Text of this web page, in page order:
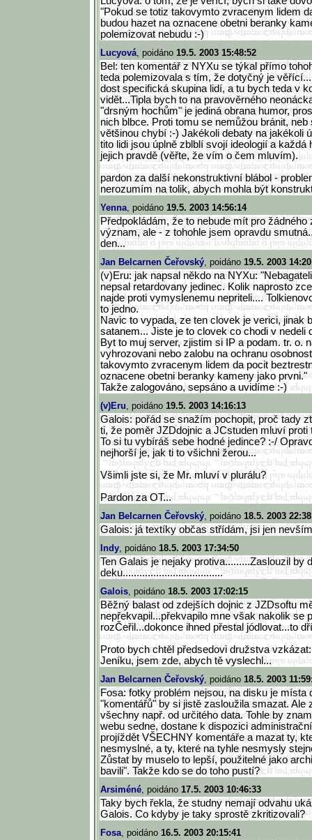
"Pokud se totiz takovymto zvracenym lidem
budou hazet na oznacene obetni beranky
polemizovat nebudu :-)
Lucyová, poidáno 19.5. 2003 15:48:52
Bel: ten komentář z NYXu se týkal přímo
teda polemizovala s tím, že dotyčný je
dost specifická skupina lidí, a tu bych teda v
vidět...Tipla bych to na pravověrného
"drsným hochům" je jediná obrana humor,
nich blbce. Proti tomu se nemůžou bránit,
většinou chybí :-) Jakékoli debaty na jakékoli
tito lidi jsou úplně zblblí svojí ideologií a každá
jejich pravdě (věřte, že vím o čem mluvím).
pardon za další nekonstruktivní blábol -
nerozumím na tolik, abych mohla být
Yenna, poidáno 19.5. 2003 14:56:14
Předpokládám, že to nebude mít pro žádného
význam, ale - z tohohle jsem opravdu
den...
Jan Belcarnen Čeřovský, poidáno 19.5. 2003
(v)Eru: jak napsal někdo na NYXu:
nepsal retardovany jedinec. Kolik naprosto
najde proti vymyslenemu nepriteli....
to jedno.
Navic to vypada, ze ten clovek je verici, jinak
satanem... Jiste je to clovek co chodi v nedeli
Byt to muj server, zjistim si IP a podam. tr. o.
vyhrozovani nebo zalobu na ochranu
takovymto zvracenym lidem da pocit
oznacene obetni beranky kameny jako prvni."
Takže zalogováno, sepsáno a uvidíme :-)
(v)Eru, poidáno 19.5. 2003 14:16:13
Galois: pořád se snažím pochopit, proč tady
ti, že poměr JZDdojnic a JCstuden mluví proti
To si tu vybíráš sebe hodné jedince? :-/
nejhorší je, jak ti to všichni žerou...
Všimli jste si, že Mr. mluví v plurálu?
Pardon za OT...
Jan Belcarnen Čeřovský, poidáno 18.5. 2003
Galois: já textíky občas střídám, jsi jen
Indy, poidáno 18.5. 2003 17:34:50
Ten Galais je nejaky protiva.........Zaslouzil by
deku....................................
Galois, poidáno 18.5. 2003 17:02:15
Běžný balast od zdejších dojnic z JZDsoftu
nepřekvapil...překvapilo mne však nakolik se
rozČeřil...dokonce ihned přestal jódlovat...to
Proto bych chtěl předsedovi družstva
Jeníku, jsem zde, abych tě vyslechl...
Jan Belcarnen Čeřovský, poidáno 18.5. 2003
Fosa: fotky problém nejsou, na disku je místa
"komentářů" by si jistě zasloužila smazat. Ale
všechny např. od určitého data. Tohle by
webu sedne, dostane k dispozici
projíždět VŠECHNY komentáře a mazat ty,
nesmyslné, a ty, které na tyhle nesmysly
Zůstat by muselo to lepší, použitelné jako
bavili". Takže kdo se do toho pustí?
Arsiméné, poidáno 17.5. 2003 10:46:33
Taky bych řekla, že studny nemají odvahu
Galois. Co kdyby je taky sprostě zkritizovali?
Fosa, poidáno 16.5. 2003 20:15:41